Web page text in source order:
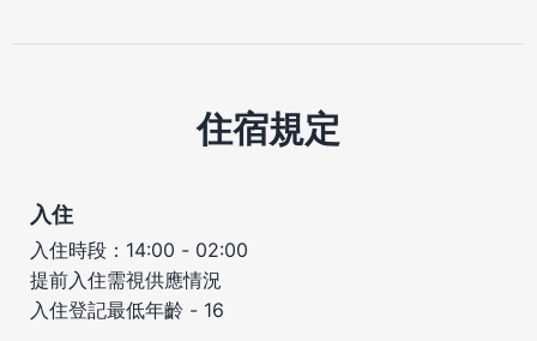
住宿規定
入住
入住時段：14:00 - 02:00
提前入住需視供應情況
入住登記最低年齡 - 16